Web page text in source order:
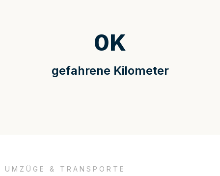
gefahrene Kilometer
0K
UMZÜGE & TRANSPORTE